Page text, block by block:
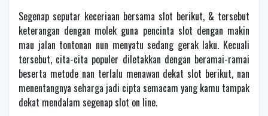
Segenap seputar keceriaan bersama slot berikut, & tersebut
keterangan dengan molek guna pencinta slot dengan makin
mau jalan tontonan nun menyatu sedang gerak laku. Kecuali
tersebut, cita-cita populer diletakkan dengan beramai-ramai
beserta metode nan terlalu menawan dekat slot berikut, nan
menentangnya seharga jadi cipta semacam yang kamu tampak
dekat mendalam segenap slot on line.